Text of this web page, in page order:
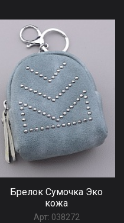
Брелок Сумочка Эко
кожа
Арт: 038272